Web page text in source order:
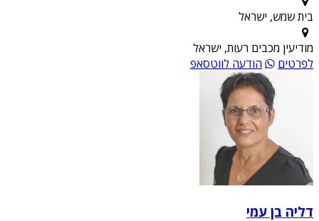
בית שמש, ישראל
מודיעין מכבים רעות, ישראל
לפרטים
הודעה לווטסאפ
דליה בן עמי